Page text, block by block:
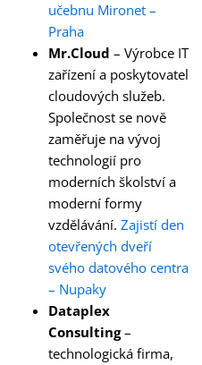
učebnu Mironet –
Praha
Mr.Cloud – Výrobce IT
zařízení a poskytovatel
cloudových služeb.
Společnost se nově
zaměřuje na vývoj
technologií pro
moderních školství a
moderní formy
vzdělávání. Zajistí den
otevřených dveří
svého datového centra
– Nupaky
Dataplex
Consulting–
technologická firma,